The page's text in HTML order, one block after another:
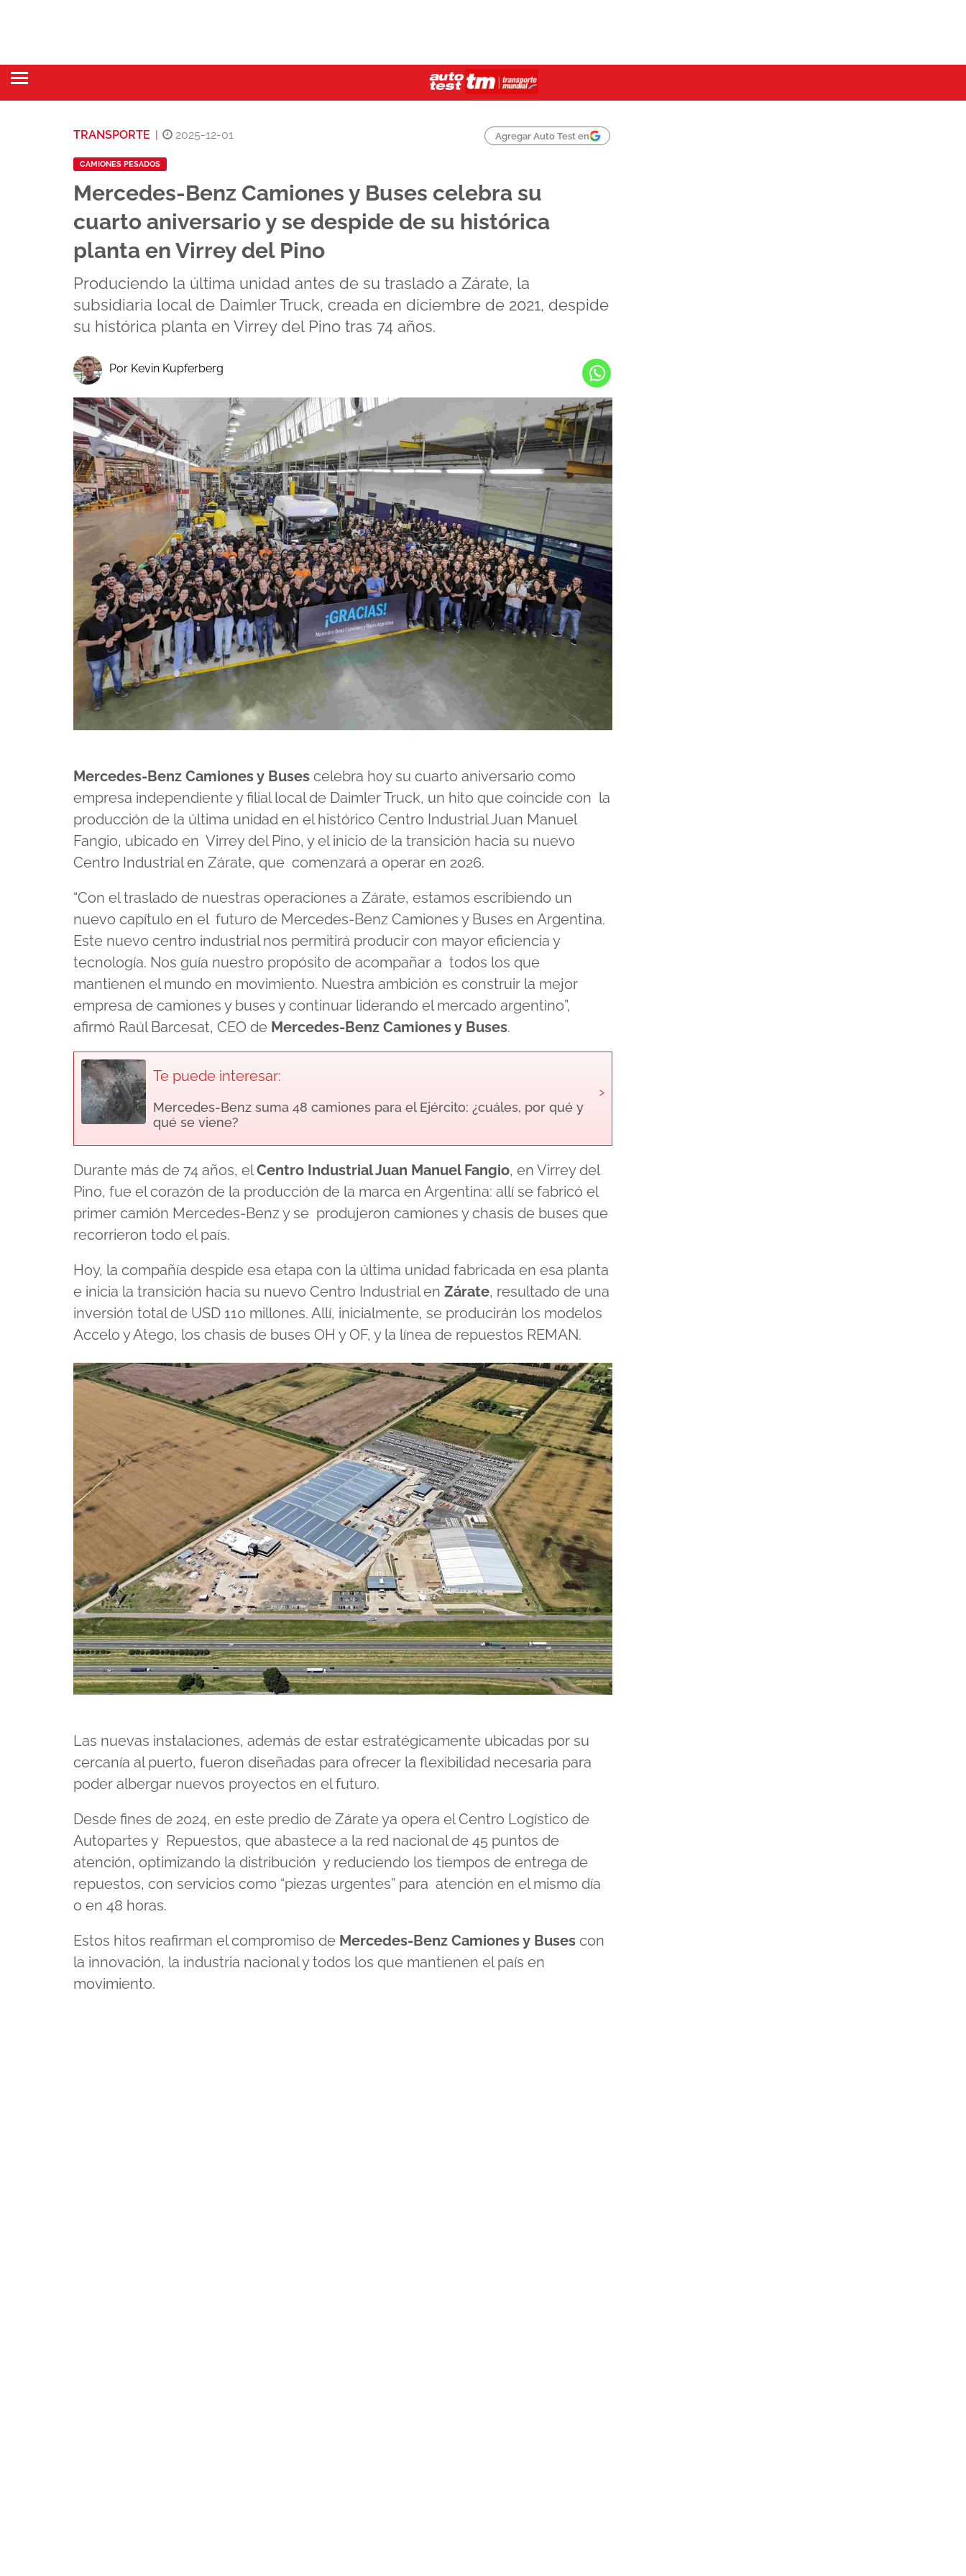
TRANSPORTE 2025-12-01 Agregar Auto Test en
CAMIONES PESADOS
Mercedes-Benz Camiones y Buses celebra su
cuarto aniversario y se despide de su histórica
planta en Virrey del Pino
Produciendo la última unidad antes de su traslado a Zárate, la
subsidiaria local de Daimler Truck, creada en diciembre de 2021, despide
su histórica planta en Virrey del Pino tras 74 años.
Por Kevin Kupferberg
Mercedes-Benz Camiones y Buses celebra hoy su cuarto aniversario como
empresa independiente y filial local de Daimler Truck, un hito que coincide con la
producción de la última unidad en el histórico Centro Industrial Juan Manuel
Fangio, ubicado en Virrey del Pino, y el inicio de la transición hacia su nuevo
Centro Industrial en Zárate, que comenzará a operar en 2026.
“Con el traslado de nuestras operaciones a Zárate, estamos escribiendo un
nuevo capítulo en el futuro de Mercedes-Benz Camiones y Buses en Argentina.
Este nuevo centro industrial nos permitirá producir con mayor eficiencia y
tecnología. Nos guía nuestro propósito de acompañar a todos los que
mantienen el mundo en movimiento. Nuestra ambición es construir la mejor
empresa de camiones y buses y continuar liderando el mercado argentino”,
afirmó Raúl Barcesat, CEO de Mercedes-Benz Camiones y Buses.
Te puede interesar:
Mercedes-Benz suma 48 camiones para el Ejército: ¿cuáles, por qué y
qué se viene?
›
Durante más de 74 años, elCentro Industrial Juan Manuel Fangio, en Virrey del
Pino, fue el corazón de la producción de la marca en Argentina: allí se fabricó el
primer camión Mercedes-Benz y se produjeron camiones y chasis de buses que
recorrieron todo el país.
Hoy, la compañía despide esa etapa con la última unidad fabricada en esa planta
e inicia la transición hacia su nuevo Centro Industrial en Zárate, resultado de una
inversión total de USD 110 millones. Allí, inicialmente, se producirán los modelos
Accelo y Atego, los chasis de buses OH y OF, y la línea de repuestos REMAN.
Las nuevas instalaciones, además de estar estratégicamente ubicadas por su
cercanía al puerto, fueron diseñadas para ofrecer la flexibilidad necesaria para
poder albergar nuevos proyectos en el futuro.
Desde fines de 2024, en este predio de Zárate ya opera el Centro Logístico de
Autopartes y Repuestos, que abastece a la red nacional de 45 puntos de
atención, optimizando la distribución y reduciendo los tiempos de entrega de
repuestos, con servicios como “piezas urgentes” para atención en el mismo día
o en 48 horas.
Estos hitos reafirman el compromiso de Mercedes-Benz Camiones y Buses con
la innovación, la industria nacional y todos los que mantienen el país en
movimiento.